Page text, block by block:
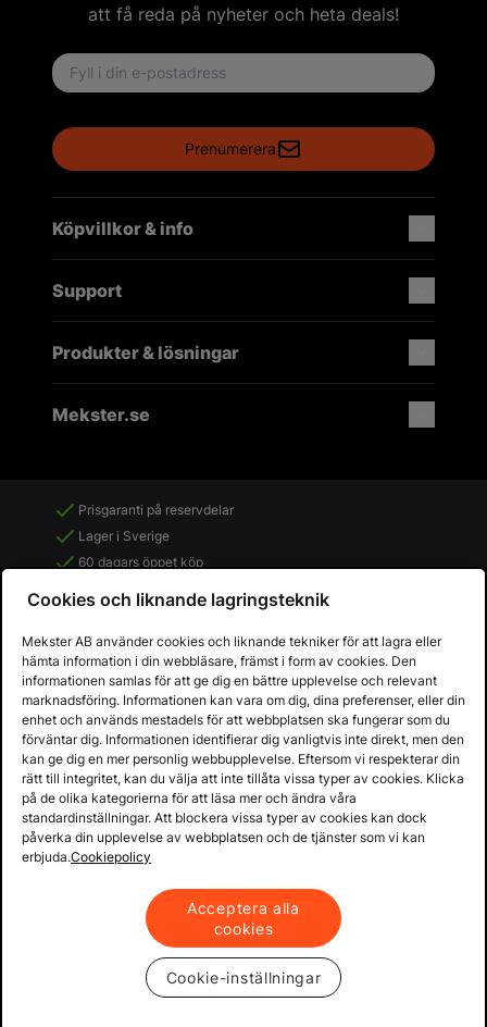
att få reda på nyheter och heta deals!
Email address
Prenumerera
Köpvillkor & info
Support
Produkter & lösningar
Mekster.se
Prisgaranti på reservdelar
Lager i Sverige
60 dagars öppet köp
Fria returer
Copyright © 2013 - 2026 - Mekster AB
KöpvillkorIntegritetspolicy
Cookies och liknande lagringsteknik
Mekster AB använder cookies och liknande tekniker för att lagra eller
hämta information i din webbläsare, främst i form av cookies. Den
informationen samlas för att ge dig en bättre upplevelse och relevant
marknadsföring. Informationen kan vara om dig, dina preferenser, eller din
enhet och används mestadels för att webbplatsen ska fungerar som du
förväntar dig. Informationen identifierar dig vanligtvis inte direkt, men den
kan ge dig en mer personlig webbupplevelse. Eftersom vi respekterar din
rätt till integritet, kan du välja att inte tillåta vissa typer av cookies. Klicka
på de olika kategorierna för att läsa mer och ändra våra
standardinställningar. Att blockera vissa typer av cookies kan dock
påverka din upplevelse av webbplatsen och de tjänster som vi kan
erbjuda.Cookiepolicy
Acceptera alla
cookies
Cookie-inställningar